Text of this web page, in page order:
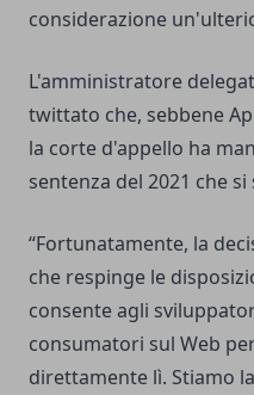
considerazione
L'amministratore
twittato che, sebbene
la corte d'appello ha
sentenza del 2021 che
“Fortunatamente, la
che respinge le
consente agli
consumatori sul Web
direttamente lì. Stiamo